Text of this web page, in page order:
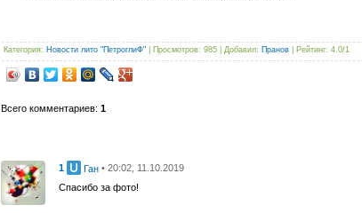
Категория: Новости лито "ПетроглиФ" Просмотров: 985 | Добавил: Пранов Рейтинг: 4.0/1
Всего комментариев: 1
1 Ган • 20:02, 11.10.2019
Спасибо за фото!